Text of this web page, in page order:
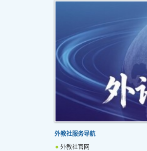
外教社服务导航
外教社官网